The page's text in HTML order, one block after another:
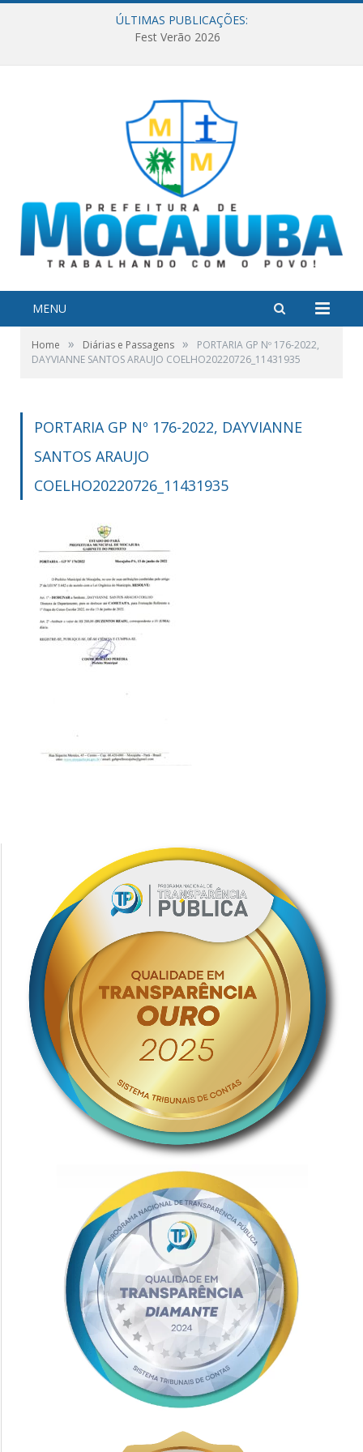
ÚLTIMAS PUBLICAÇÕES:
Fest Verão 2026
MENU
Home » Diárias e Passagens »
PORTARIA GP Nº 176-2022,
DAYVIANNE SANTOS ARAUJO COELHO20220726_11431935
PORTARIA GP Nº 176-2022, DAYVIANNE
SANTOS ARAUJO
COELHO20220726_11431935